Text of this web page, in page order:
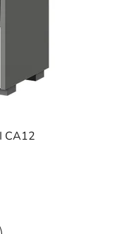
CA12